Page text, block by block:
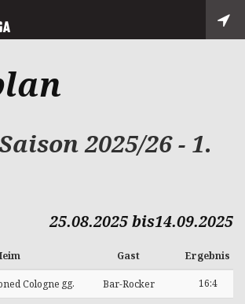
2025/26 - 1.
25.08.2025 bis14.09.2025
Gast Ergebnis
Cologne gg. Bar-Rocker 16:4